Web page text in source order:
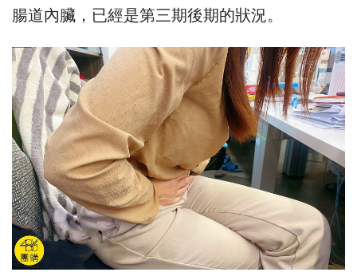
腸道內臟，已經是第三期後期的狀況。